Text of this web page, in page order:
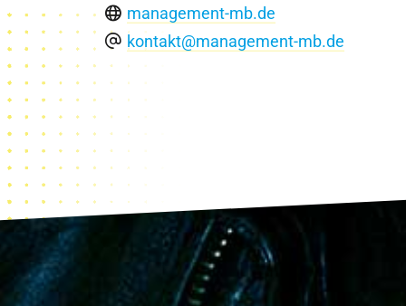
management-mb.de
kontakt@management-mb.de